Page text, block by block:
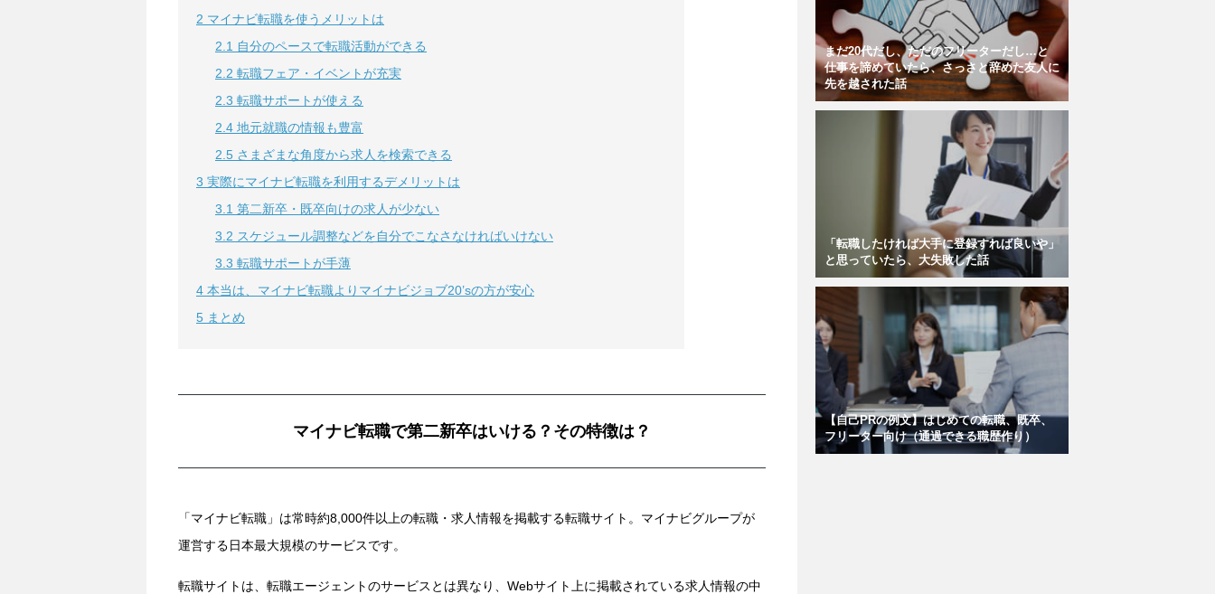
2 マイナビ転職を使うメリットは
2.1 自分のペースで転職活動ができる
2.2 転職フェア・イベントが充実
2.3 転職サポートが使える
2.4 地元就職の情報も豊富
2.5 さまざまな角度から求人を検索できる
3 実際にマイナビ転職を利用するデメリットは
3.1 第二新卒・既卒向けの求人が少ない
3.2 スケジュール調整などを自分でこなさなければいけない
3.3 転職サポートが手薄
4 本当は、マイナビ転職よりマイナビジョブ20’sの方が安心
5 まとめ
マイナビ転職で第二新卒はいける？その特徴は？
「マイナビ転職」は常時約8,000件以上の転職・求人情報を掲載する転職サイト。マイナビグループが
運営する日本最大規模のサービスです。
転職サイトは、転職エージェントのサービスとは異なり、Webサイト上に掲載されている求人情報の中
まだ20代だし、ただのフリーターだし…と
仕事を諦めていたら、さっさと辞めた友人に
先を越された話
「転職したければ大手に登録すれば良いや」
と思っていたら、大失敗した話
【自己PRの例文】はじめての転職、既卒、
フリーター向け（通過できる職歴作り）